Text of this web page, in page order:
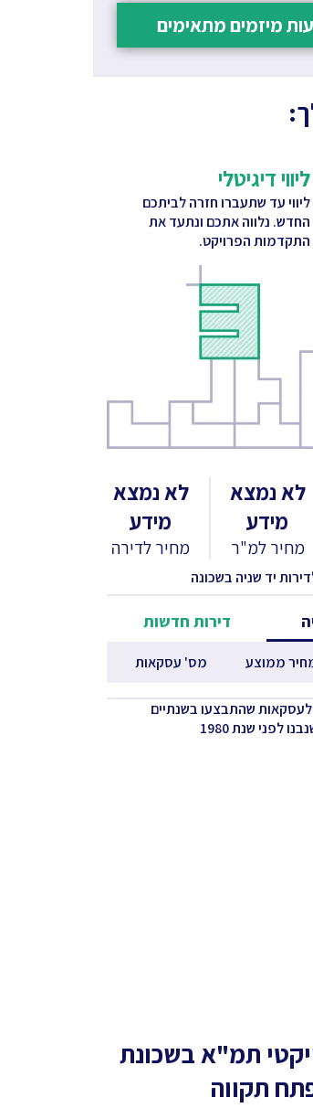
מיזמים מתאימים
ליווי דיגיטלי
ליווי עד שתעברו חזרה לביתכם
החדש. נלווה אתכם ונתעד את
התקדמות הפרויקט.
לא נמצא
מידע
מחיר למ"ר
לא נמצא
מידע
מחיר לדירה
יד שניה בשכונה
דירות חדשות
ממוצע מס' עסקאות
לעסקאות שהתבצעו בשנתיים
לפני שנת 1980
תמ"אבשכונת
תקווה